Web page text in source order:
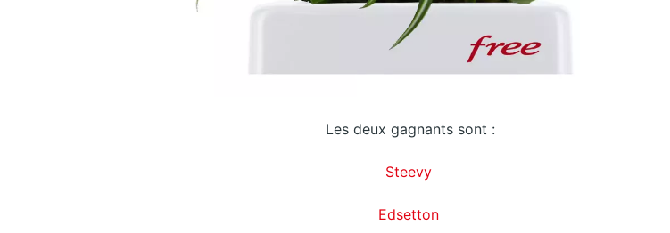
Les deux gagnants sont :
Steevy
Edsetton